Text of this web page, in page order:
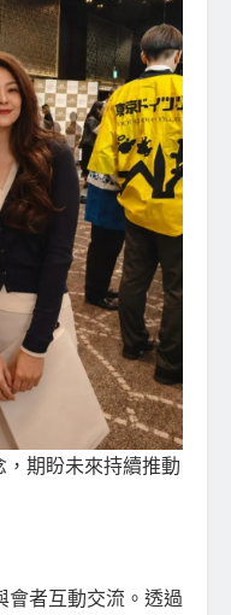
期盼未來持續推動
會者互動交流。透過